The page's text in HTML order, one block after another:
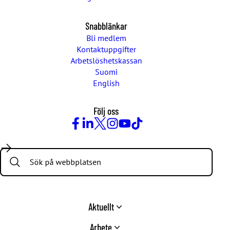
Snabblänkar
Bli medlem
Kontaktuppgifter
Arbetslöshetskassan
Suomi
English
Följ oss
Search:
Aktuellt
Arbete